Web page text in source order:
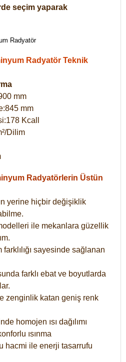
seçim yaparak
Radyatör Teknik
mm
mm
Kcall
Dilim
Radyatörlerin Üstün
yerine hiçbir değişiklik
ile mekanlara güzellik
sayesinde sağlanan
farklı ebat ve boyutlarda
zenginlik katan geniş renk
homojen ısı dağılımı
ısınma
hacmi ile enerji tasarrufu